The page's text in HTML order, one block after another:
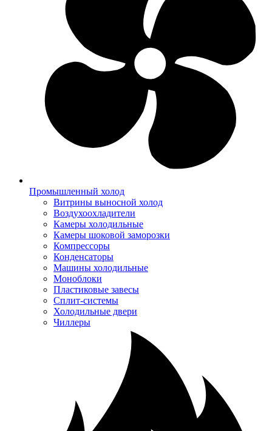
Промышленный холод
Витрины выносной холод
Воздухоохладители
Камеры холодильные
Камеры шоковой заморозки
Компрессоры
Конденсаторы
Машины холодильные
Моноблоки
Пластиковые завесы
Сплит-системы
Холодильные двери
Чиллеры